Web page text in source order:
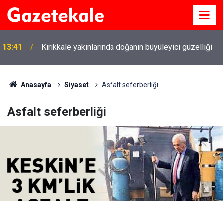
13:41 Kırıkkale yakınlarında doğanın büyüleyici güzelliği
Anasayfa Siyaset Asfalt seferberliği
Asfalt seferberliği